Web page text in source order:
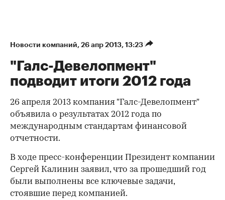
Новости компаний⁠, 26 апр 2013, 13:23
"Галс-Девелопмент"
подводит итоги 2012 года
26 апреля 2013 компания "Галс-Девелопмент"
объявила о результатах 2012 года по
международным стандартам финансовой
отчетности.
В ходе пресс-конференции Президент компании
Сергей Калинин заявил, что за прошедший год
были выполнены все ключевые задачи,
стоявшие перед компанией.